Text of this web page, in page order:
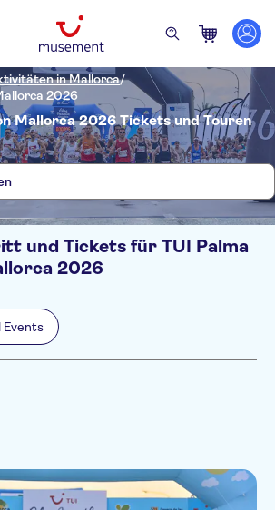
in Mallorca/
2026
Mallorca 2026 Tickets und Touren
Max.
Rücktritt
Reseller
Events
und Tickets für TUI Palma
2026
Events